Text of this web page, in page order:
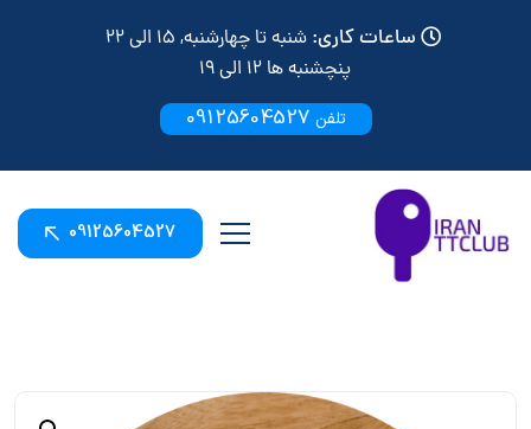
ساعات کاری: شنبه تا چهارشنبه, 15 الی 22
پنچشنبه ها 12 الی 19
تلفن 09125604527
09125604527